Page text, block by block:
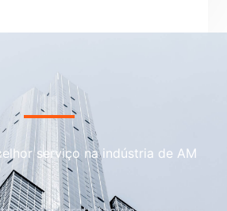
serviço na indústria de AM